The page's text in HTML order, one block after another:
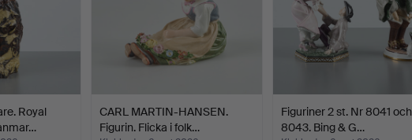
Royal
CARL MARTIN-HANSEN.
Figurin. Flicka i folk…
Figuriner 2 st. Nr 8041 och
8043. Bing & G…